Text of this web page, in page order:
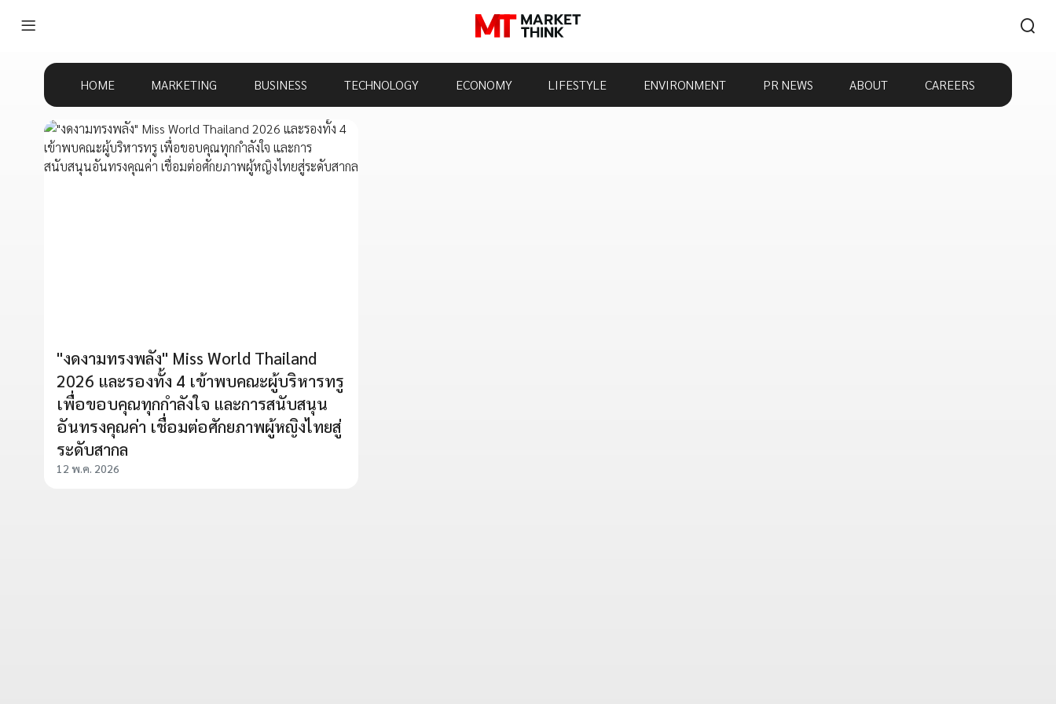
HOME MARKETING BUSINESS TECHNOLOGY ECONOMY LIFESTYLE ENVIRONMENT PR NEWS ABOUT CAREERS
"งดงามทรงพลัง" Miss World Thailand
2026 และรองทั้ง 4 เข้าพบคณะผู้บริหารทรู
เพื่อขอบคุณทุกกำลังใจ และการสนับสนุน
อันทรงคุณค่า เชื่อมต่อศักยภาพผู้หญิงไทยสู่
ระดับสากล
12 พ.ค. 2026